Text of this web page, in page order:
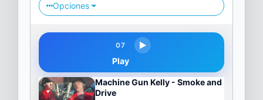
Opciones
07
Play
Machine Gun Kelly - Smoke and
Drive